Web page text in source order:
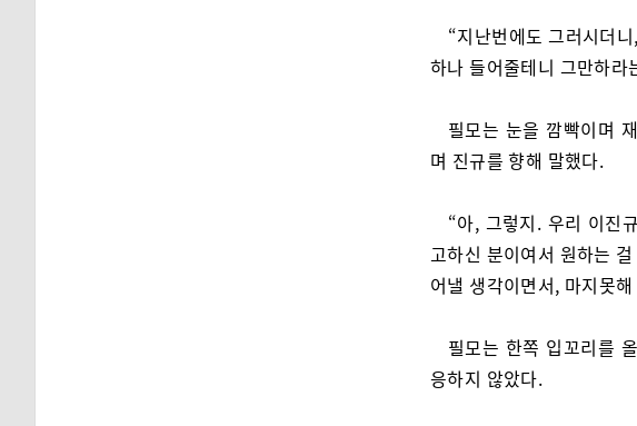
“지난번에도 그러시더
하나 들어줄테니 그만하라
필모는 눈을 깜빡이며
며 진규를 향해 말했다.
“아, 그렇지. 우리 이진
고하신 분이여서 원하는
어낼 생각이면서, 마지못
필모는 한쪽 입꼬리를
응하지 않았다.